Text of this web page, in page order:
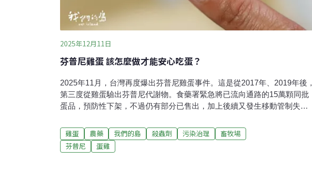
2025年12月11日
芬普尼雞蛋 該怎麼做才能安心吃蛋？
2025年11月，台灣再度爆出芬普尼雞蛋事件。這是從2017年、2019年後，
第三度從雞蛋驗出芬普尼代謝物。食藥署緊急將已流向通路的15萬顆同批
蛋品，預防性下架，不過仍有部分已售出，加上後續又發生移動管制失
藥署執行「114年度禽畜水產品藥物殘留監測計畫」，彰化縣衛生局在市售
雞蛋中，驗出芬普尼代謝物含量0.03ppm。芬普尼是一種殺蟲劑，對昆蟲具
毒性，對哺乳動物也具有神經干擾作用。我國目前只核准用於動物用藥、
雞蛋 農藥 我們的島 殺蟲劑 污染治理
畜牧場
芬普尼
蛋雞